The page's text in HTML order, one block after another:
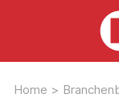
Home >